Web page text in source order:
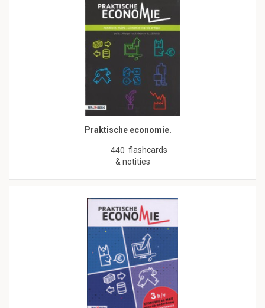
Praktische economie.
440 flashcards
& notities